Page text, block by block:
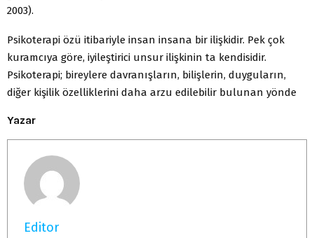
2003).
Psikoterapi özü itibariyle insan insana bir ilişkidir. Pek çok
kuramcıya göre, iyileştirici unsur ilişkinin ta kendisidir.
Psikoterapi; bireylere davranışların, bilişlerin, duyguların,
diğer kişilik özelliklerini daha arzu edilebilir bulunan yönde
Yazar
Editor